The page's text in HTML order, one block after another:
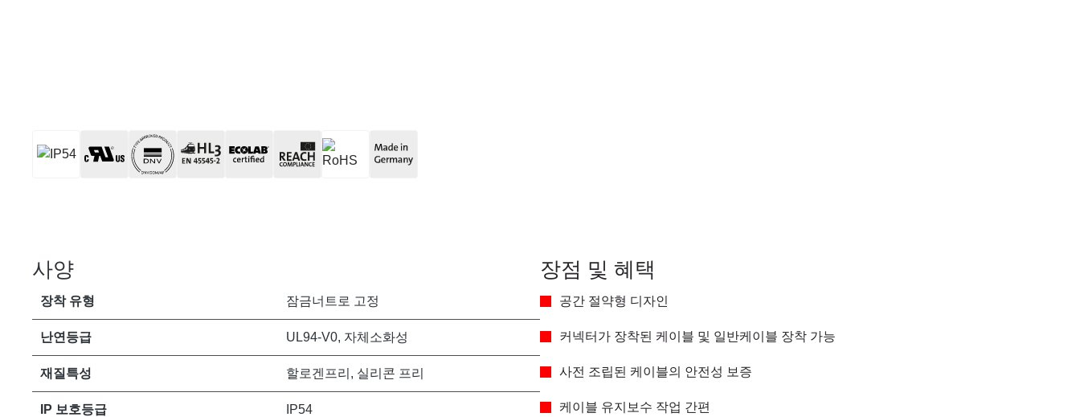
사양
장착 유형 잠금너트로 고정
난연등급 UL94-V0, 자체소화성
재질특성 할로겐프리, 실리콘 프리
IP 보호등급 IP54
장점 및 혜택
공간 절약형 디자인
커넥터가 장착된 케이블 및 일반케이블 장착 가능
사전 조립된 케이블의 안전성 보증
케이블 유지보수 작업 간편